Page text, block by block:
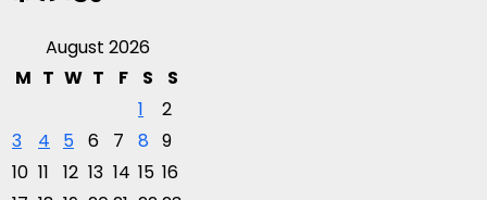
August 2026
M T W T F S
S
1
2
3
4 5 6 7 8 9
10 11 12 13 14 15 16